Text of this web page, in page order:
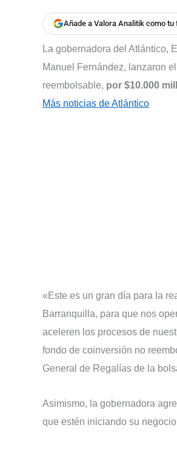
Añade a Valora Analitik como tu
La gobernadora del Atlántico,
Manuel Fernández, lanzaron
reembolsable, por $10.000
Más noticias de Atlántico
«Este es un gran día para la
Barranquilla, para que nos
aceleren los procesos de
fondo de coinversión no
General de Regalías de la
Asimismo, la gobernadora
que estén iniciando su